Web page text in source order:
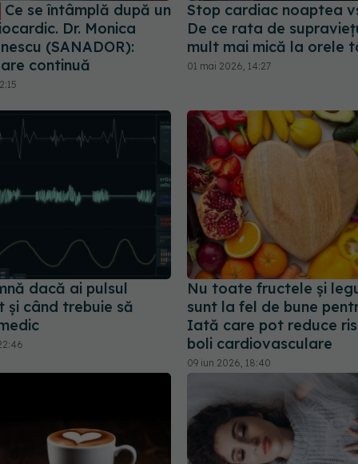
Ce se întâmplă după un
Dr. Monica
(SANADOR):
continuă
Stop cardiac noaptea
De ce rata de
mult mai mică la orele
01 mai 2026, 14:27
dacă ai pulsul
și când trebuie să
Nu toate fructele și
sunt la fel de bune
Iată care pot reduce
boli cardiovasculare
09 iun 2026, 18:40